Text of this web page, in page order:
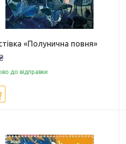
«Полунична повня»
до відправки